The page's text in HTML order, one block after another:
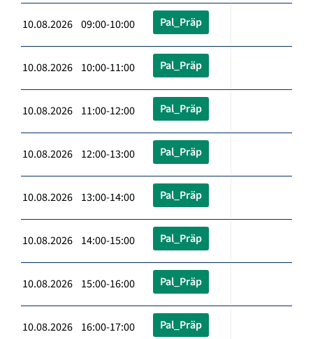
10.08.2026 09:00-10:00 Pal_Präp
10.08.2026 10:00-11:00 Pal_Präp
10.08.2026 11:00-12:00 Pal_Präp
10.08.2026 12:00-13:00 Pal_Präp
10.08.2026 13:00-14:00 Pal_Präp
10.08.2026 14:00-15:00 Pal_Präp
10.08.2026 15:00-16:00 Pal_Präp
10.08.2026 16:00-17:00 Pal_Präp